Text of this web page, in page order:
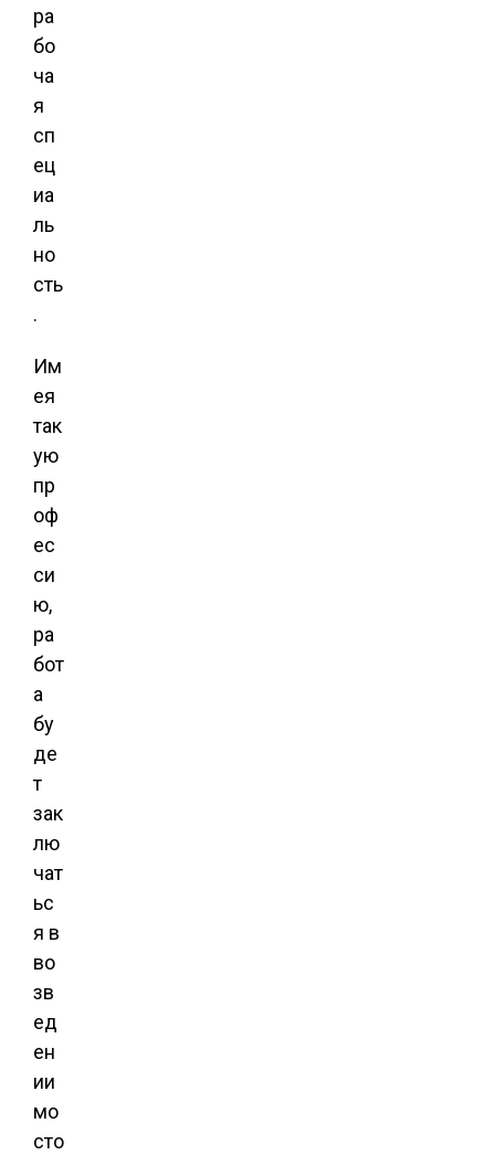
ра
бо
ча
я
сп
ец
иа
ль
но
сть
.
Им
ея
так
ую
пр
оф
ес
си
ю,
ра
бот
а
бу
де
т
зак
лю
чат
ьс
я в
во
зв
ед
ен
ии
мо
сто